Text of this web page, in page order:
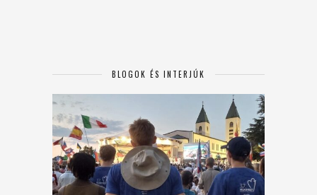
BLOGOK ÉS INTERJÚK